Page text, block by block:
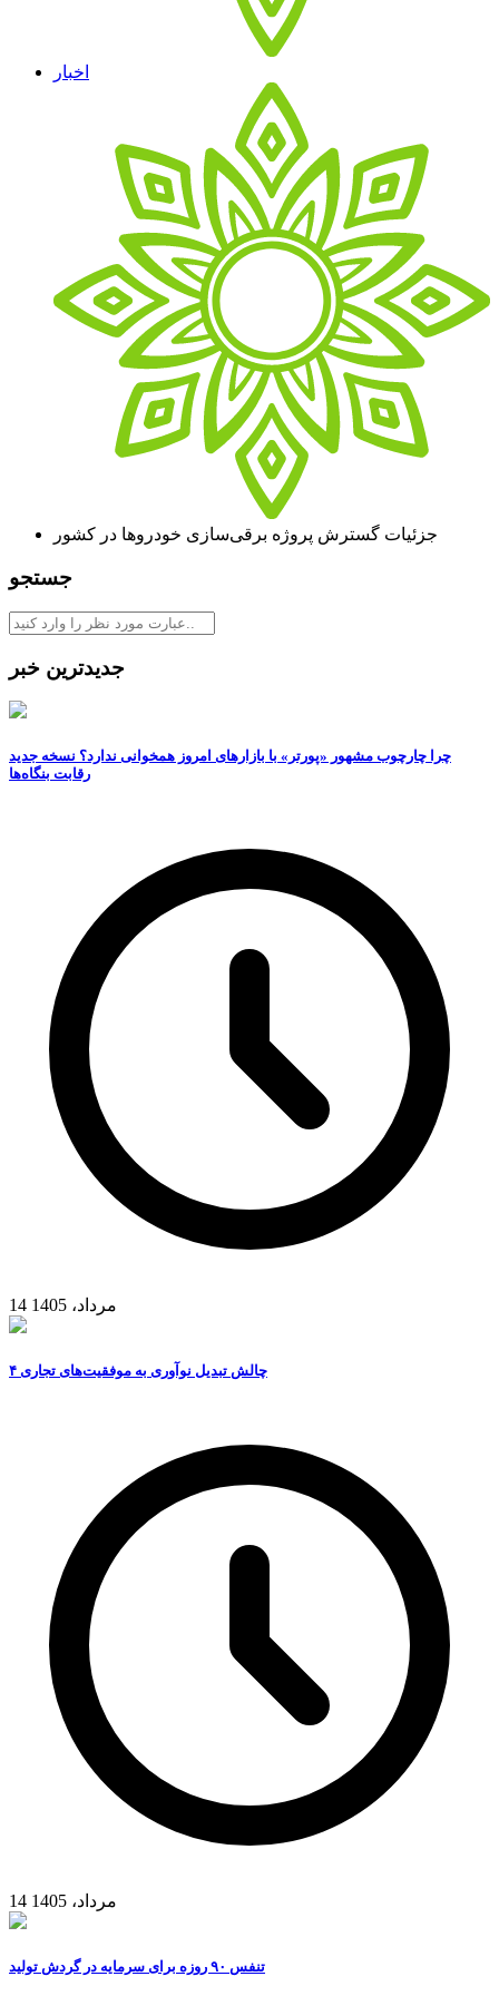
اخبار
جزئیات گسترش پروژه برقی‌سازی خودروها در کشور
جستجو
جدیدترین خبر
چرا چارچوب مشهور «پورتر» با بازارهای امروز همخوانی ندارد؟ نسخه جدید
رقابت‌ بنگاه‌ها
14 مرداد، 1405
۴ چالش تبدیل نوآوری به موفقیت‌های تجاری
14 مرداد، 1405
تنفس ۹۰ روزه برای سرمایه در گردش تولید